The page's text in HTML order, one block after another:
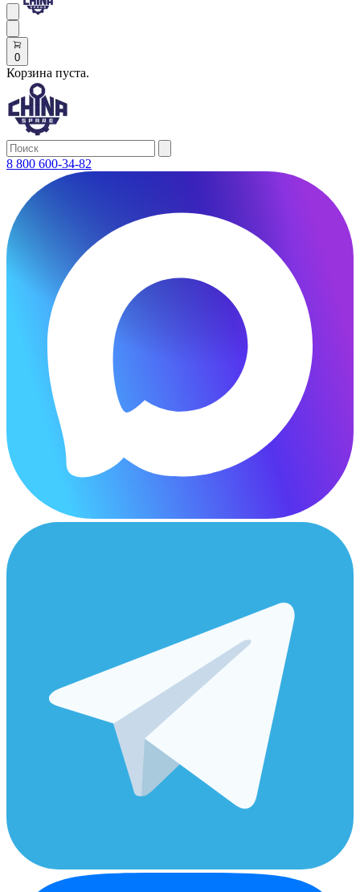
0
Корзина пуста.
8 800 600-34-82